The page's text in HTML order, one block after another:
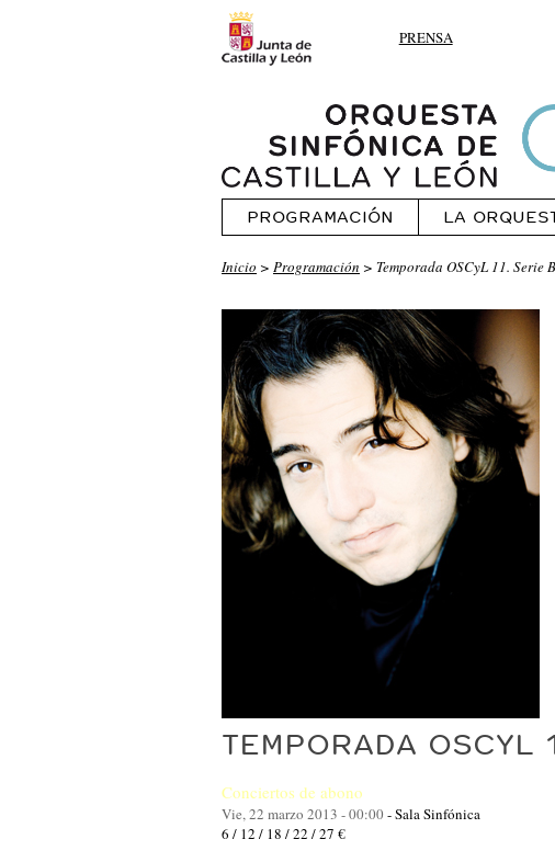
PRENSA
PROGRAMACIÓN LA
Inicio > Programación > Temporada OSCyL 11. Serie B
TEMPORADA
Conciertos de abono
Vie, 22 marzo 2013 - 00:00-Sala Sinfónica
6 / 12 / 18 / 22 / 27 €